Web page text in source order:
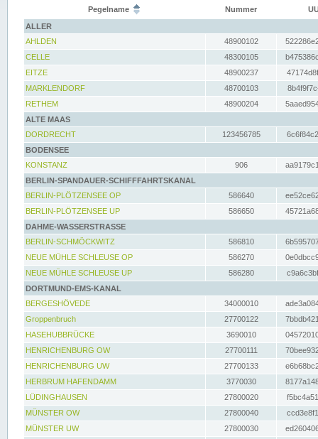
Pegelname Nummer
ALLER
AHLDEN
48900102
CELLE
48300105
EITZE
48900237
MARKLENDORF
48700103
RETHEM
48900204
ALTE MAAS
DORDRECHT
123456785
BODENSEE
KONSTANZ
906
BERLIN-SPANDAUER-SCHIFFFAHRTSKANAL
BERLIN-PLÖTZENSEE OP
586640
BERLIN-PLÖTZENSEE UP
586650
DAHME-WASSERSTRASSE
BERLIN-SCHMÖCKWITZ
586810
NEUE MÜHLE SCHLEUSE OP
586270
NEUE MÜHLE SCHLEUSE UP
586280
DORTMUND-EMS-KANAL
BERGESHÖVEDE
34000010
Groppenbruch
27700122
HASEHUBBRÜCKE
3690010
HENRICHENBURG OW
27700111
HENRICHENBURG UW
27700133
HERBRUM HAFENDAMM
3770030
LÜDINGHAUSEN
27800020
MÜNSTER OW
27800040
MÜNSTER UW
27800030